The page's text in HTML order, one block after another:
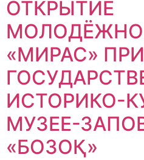
ОТКРЫТИЕ
«МИРАС» ПРИ
ИСТОРИКО-
МУЗЕЕ-
«БОЗОҚ»